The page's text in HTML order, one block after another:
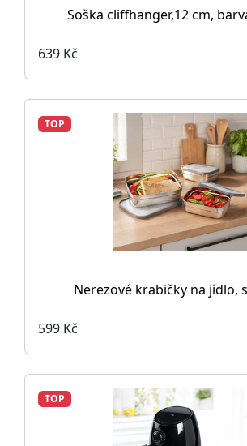
Soška cliffhanger,12 cm,
639 Kč
TOP
Nerezové krabičky na jídlo,
599 Kč
TOP